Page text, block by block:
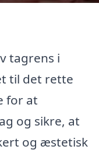
tagrens i
til det rette
for at
og sikre, at
og æstetisk